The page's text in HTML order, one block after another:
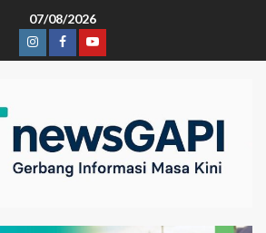
07/08/2026